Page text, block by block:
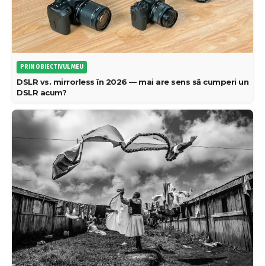
PRIN OBIECTIVUL MEU
DSLR vs. mirrorless în 2026 — mai are sens să cumperi un
DSLR acum?